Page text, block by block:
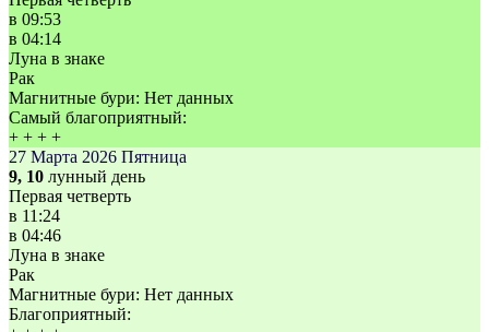
в 09:53
в 04:14
Луна в знаке
Рак
Магнитные бури: Нет данных
Самый благоприятный:
+ + + +
27 Марта 2026 Пятница
9, 10 лунный день
Первая четверть
в 11:24
в 04:46
Луна в знаке
Рак
Магнитные бури: Нет данных
Благоприятный: